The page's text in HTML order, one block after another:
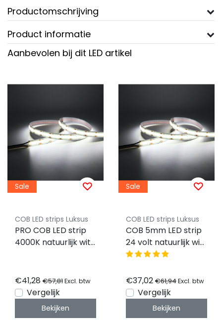
Productomschrijving
Product informatie
Aanbevolen bij dit LED artikel
Sale
COB LED strips Luksus
PRO COB LED strip
4000K natuurlijk wit
CRI90 - 5 meter
€41,28 €57,81Excl. btw
Vergelijk
Bekijken
Sale
COB LED strips Luksus
COB 5mm LED strip
24 volt natuurlijk wit
5W 850LM 384 LED
meter
€37,02 €61,94Excl. btw
Vergelijk
Bekijken